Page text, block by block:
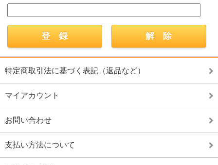
特定商取引法に基づく表記（返品など）
マイアカウント
お問い合わせ
支払い方法について